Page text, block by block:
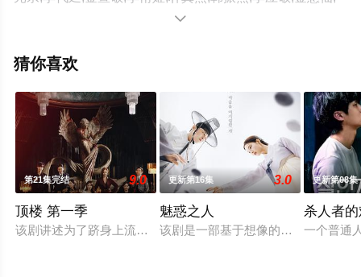
이정용,채빈等明星精彩演绎的韩国电视剧，手机免费观看
息可移步至豆瓣电视剧、电视猫或剧情网等平台了解。

猜你喜欢
第21集完结 9.0
顶楼 第一季
该剧讲述为了跻身上流社会而堵上人生、奋力奔走的女主的欲望
更新第16集 3.0
魅惑之人
该剧是一部基于想像的虚构历史剧。
更新第08集
杀人者
一个普通